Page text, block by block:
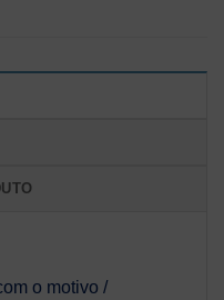
o motivo /